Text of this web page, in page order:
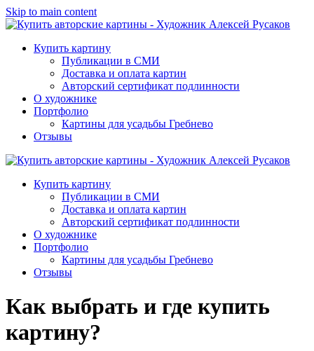
Skip to main content
Купить картину
Публикации в СМИ
Доставка и оплата картин
Авторский сертификат подлинности
О художнике
Портфолио
Картины для усадьбы Гребнево
Отзывы
Купить картину
Публикации в СМИ
Доставка и оплата картин
Авторский сертификат подлинности
О художнике
Портфолио
Картины для усадьбы Гребнево
Отзывы
Как выбрать и где купить
картину?